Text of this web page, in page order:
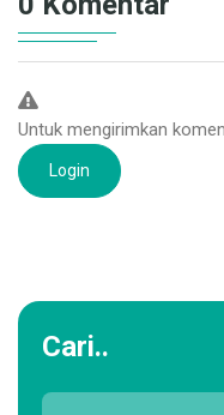
Untuk mengirimkan
Login
Cari..